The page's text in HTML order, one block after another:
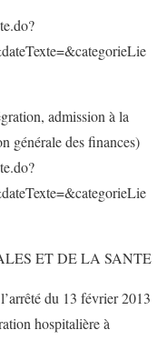
admission à la
générale des finances)
ET DE LA SANTE
du 13 février 2013
hospitalière à